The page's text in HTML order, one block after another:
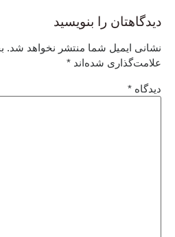
دیدگاهتان را بنویسید
نشانی ایمیل شما منتشر نخواهد شد.
علامت‌گذاری شده‌اند *
دیدگاه *